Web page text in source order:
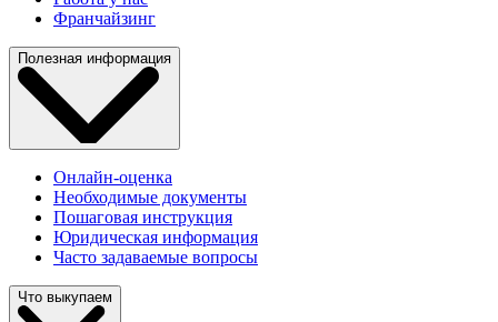
Франчайзинг
Полезная информация
Онлайн-оценка
Необходимые документы
Пошаговая инструкция
Юридическая информация
Часто задаваемые вопросы
Что выкупаем